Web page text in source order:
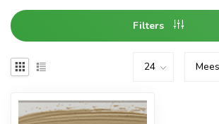
Filters